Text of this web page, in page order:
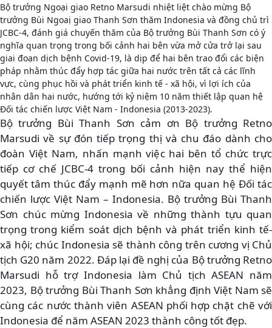
Bộ trưởng Ngoại giao Retno Marsudi nhiệt liệt chào mừng Bộ
trưởng Bùi Ngoaị giao Thanh Sơn thăm Indonesia và đồng chủ trì
JCBC-4, đánh giá chuyến thăm của Bộ trưởng Bùi Thanh Sơn có ý
nghĩa quan trọng trong bối cảnh hai bên vừa mở cửa trở lại sau
giai đoạn dịch bệnh Covid-19, là dịp để hai bên trao đổi các biện
pháp nhằm thúc đẩy hợp tác giữa hai nước trên tất cả các lĩnh
vực, cùng phục hồi và phát triển kinh tế - xã hội, vì lợi ích của
nhân dân hai nước, hướng tới kỷ niệm 10 năm thiết lập quan hệ
Đối tác chiến lược Việt Nam - Indonesia (2013-2023).
Bộ trưởng Bùi Thanh Sơn cảm ơn Bộ trưởng Retno
Marsudi về sự đón tiếp trọng thị và chu đáo dành cho
đoàn Việt Nam, nhấn mạnh việc hai bên tổ chức trực
tiếp cơ chế JCBC-4 trong bối cảnh hiện nay thể hiện
quyết tâm thúc đẩy mạnh mẽ hơn nữa quan hệ Đối tác
chiến lược Việt Nam – Indonesia. Bộ trưởng Bùi Thanh
Sơn chúc mừng Indonesia về những thành tựu quan
trọng trong kiểm soát dịch bệnh và phát triển kinh tế-
xã hội; chúc Indonesia sẽ thành công trên cương vị Chủ
tịch G20 năm 2022. Đáp lại đề nghị của Bộ trưởng Retno
Marsudi hỗ trợ Indonesia làm Chủ tịch ASEAN năm
2023, Bộ trưởng Bùi Thanh Sơn khẳng định Việt Nam sẽ
cùng các nước thành viên ASEAN phối hợp chặt chẽ với
Indonesia để năm ASEAN 2023 thành công tốt đẹp.